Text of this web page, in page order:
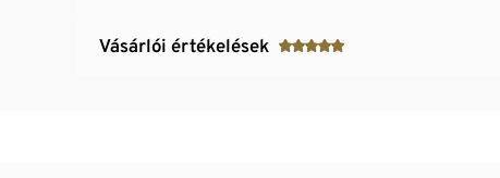
Vásárlói értékelések